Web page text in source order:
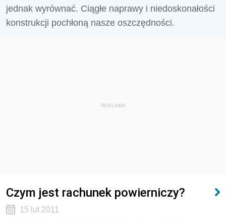
jednak wyrównać. Ciągłe naprawy i niedoskonałości
konstrukcji pochłoną nasze oszczędności.
REKLAMA
Czym jest rachunek powierniczy?
15 lut 2011